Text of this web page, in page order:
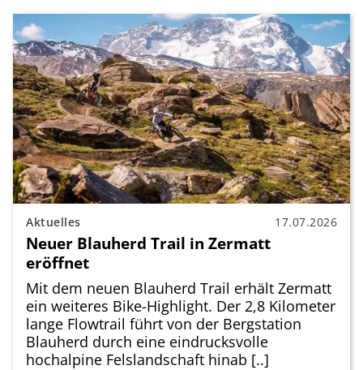
Aktuelles 17.07.2026
Neuer Blauherd Trail in Zermatt
eröffnet
Mit dem neuen Blauherd Trail erhält Zermatt
ein weiteres Bike-Highlight. Der 2,8 Kilometer
lange Flowtrail führt von der Bergstation
Blauherd durch eine eindrucksvolle
hochalpine Felslandschaft hinab [..]